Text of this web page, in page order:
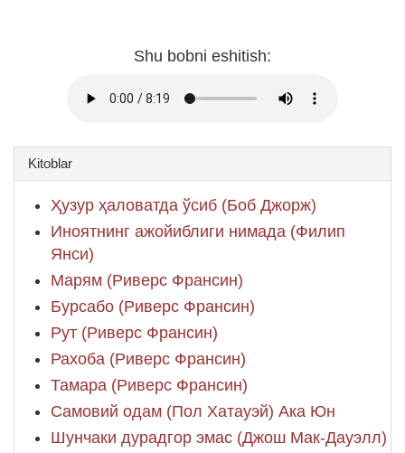
Shu bobni eshitish:
Kitoblar
Ҳузур ҳаловатда ўсиб (Боб Джорж)
Иноятнинг ажойиблиги нимада (Филип
Янси)
Марям (Риверс Франсин)
Бурсабо (Риверс Франсин)
Рут (Риверс Франсин)
Рахоба (Риверс Франсин)
Тамара (Риверс Франсин)
Самовий одам (Пол Хатауэй) Ака Юн
Шунчаки дурадгор эмас (Джош Мак-Дауэлл)